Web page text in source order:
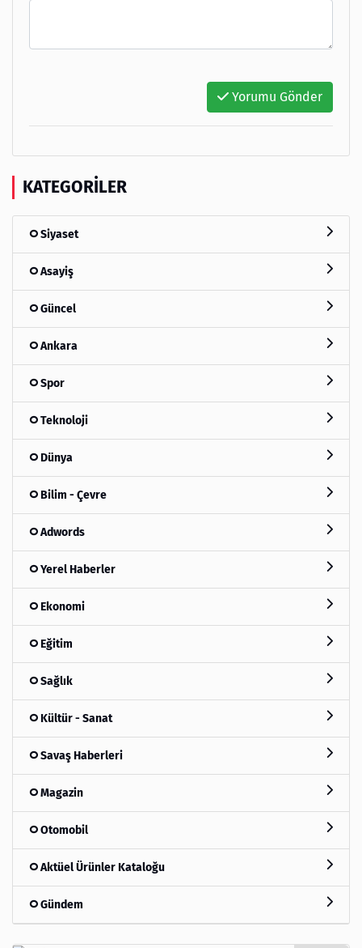
Yorumu Gönder
KATEGORILER
Siyaset
Asayiş
Güncel
Ankara
Spor
Teknoloji
Dünya
Bilim - Çevre
Adwords
Yerel Haberler
Ekonomi
Eğitim
Sağlık
Kültür - Sanat
Savaş Haberleri
Magazin
Otomobil
Aktüel Ürünler Kataloğu
Gündem